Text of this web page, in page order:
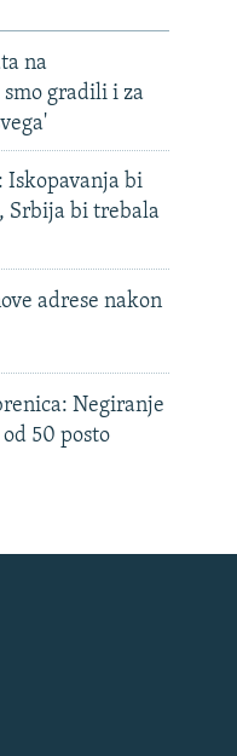
na
smo gradili i za
Iskopavanja bi
Srbija bi trebala
adrese nakon
Negiranje
50 posto